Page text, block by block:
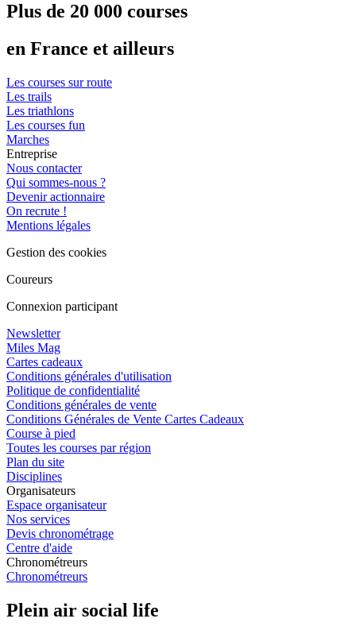
Plus de 20 000 courses
en France et ailleurs
Les courses sur route
Les trails
Les triathlons
Les courses fun
Marches
Entreprise
Nous contacter
Qui sommes-nous ?
Devenir actionnaire
On recrute !
Mentions légales
Gestion des cookies
Coureurs
Connexion participant
Newsletter
Miles Mag
Cartes cadeaux
Conditions générales d'utilisation
Politique de confidentialité
Conditions générales de vente
Conditions Générales de Vente Cartes Cadeaux
Course à pied
Toutes les courses par région
Plan du site
Disciplines
Organisateurs
Espace organisateur
Nos services
Devis chronométrage
Centre d'aide
Chronométreurs
Chronométreurs
Plein air social life